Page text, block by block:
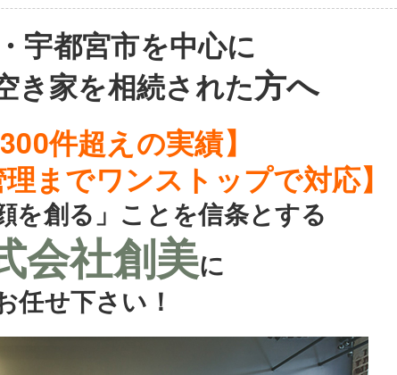
宇都宮市を中心に
き家を相続された方へ
300件超えの実績】
理までワンストップで対応】
を創る」ことを信条とする
会社創美に
任せ下さい！